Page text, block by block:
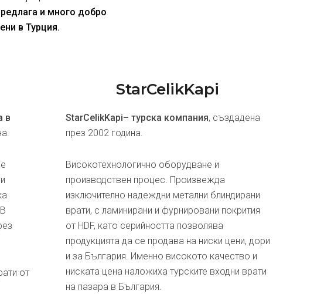
и много добро
в Турция.
в
от
StarCelikKapi
StarCelikKapi– турска компания, създадена
през 2002 година.
Високотехнологично оборудване и
производствен процес. Произвежда
изключително надеждни метални блиндирани
врати, с ламинирани и фурнировани покрития
от HDF, като серийността позволява
продукцията да се продава на ниски цени, дори
и за България. Именно високото качество и
ниската цена наложиха турските входни врати
на пазара в България.